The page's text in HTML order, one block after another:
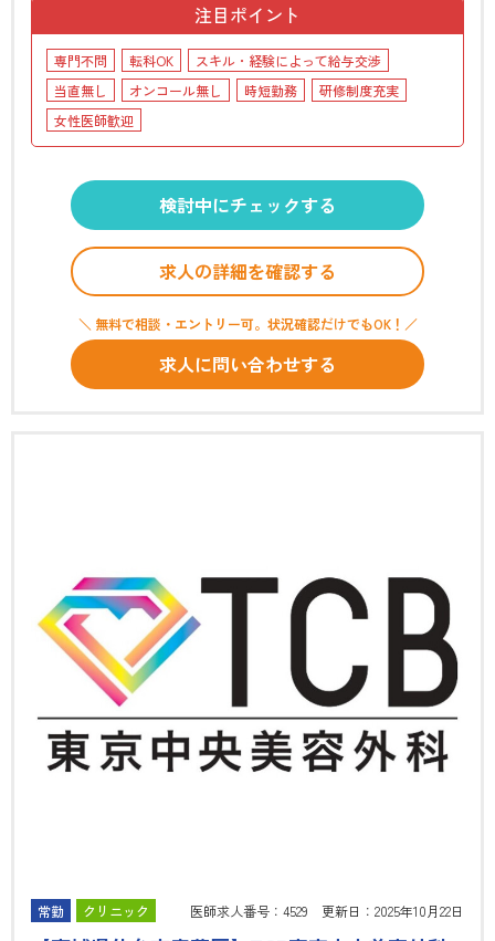
注目ポイント
専門不問 転科OK
スキル・経験によって給与交渉
当直無し
オンコール無し 時短勤務
研修制度充実
女性医師歓迎
検討中にチェックする
求人の詳細を確認する
＼ 無料で相談・エントリー可。状況確認だけでもOK！／
求人に問い合わせする
常勤 クリニック 医師求人番号：4529 更新日：2025年10月22日